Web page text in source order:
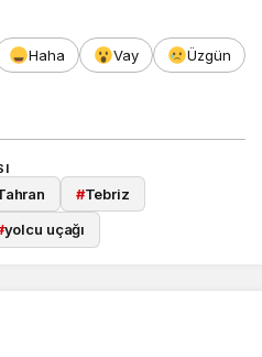
Haha Vay
Üzgün
#Tebriz
yolcu uçağı